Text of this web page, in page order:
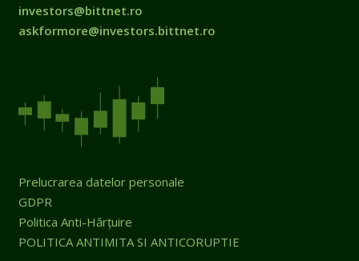
investors@bittnet.ro
askformore@investors.bittnet.ro
Prelucrarea datelor personale
GDPR
Politica Anti-Hărțuire
POLITICA ANTIMITA SI ANTICORUPTIE